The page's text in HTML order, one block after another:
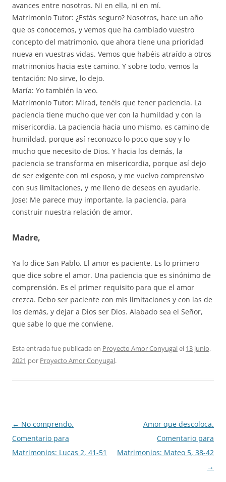
avances entre nosotros. Ni en ella, ni en mí.
Matrimonio Tutor: ¿Estás seguro? Nosotros, hace un año
que os conocemos, y vemos que ha cambiado vuestro
concepto del matrimonio, que ahora tiene una prioridad
nueva en vuestras vidas. Vemos que habéis atraído a otros
matrimonios hacia este camino. Y sobre todo, vemos la
tentación: No sirve, lo dejo.
María: Yo también la veo.
Matrimonio Tutor: Mirad, tenéis que tener paciencia. La
paciencia tiene mucho que ver con la humildad y con la
misericordia. La paciencia hacia uno mismo, es camino de
humildad, porque así reconozco lo poco que soy y lo
mucho que necesito de Dios. Y hacia los demás, la
paciencia se transforma en misericordia, porque así dejo
de ser exigente con mi esposo, y me vuelvo comprensivo
con sus limitaciones, y me lleno de deseos en ayudarle.
Jose: Me parece muy importante, la paciencia, para
construir nuestra relación de amor.
Madre,
Ya lo dice San Pablo. El amor es paciente. Es lo primero
que dice sobre el amor. Una paciencia que es sinónimo de
comprensión. Es el primer requisito para que el amor
crezca. Debo ser paciente con mis limitaciones y con las de
los demás, y dejar a Dios ser Dios. Alabado sea el Señor,
que sabe lo que me conviene.
Esta entrada fue publicada en Proyecto Amor Conyugalel 13 junio,
2021 por Proyecto Amor Conyugal.
Navegación
de
entradas
← No comprendo.
Comentario para
Matrimonios: Lucas 2, 41-51
Amor que descoloca.
Comentario para
Matrimonios: Mateo 5, 38-42
→